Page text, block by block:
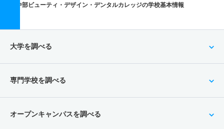
中部ビューティ・デザイン・デンタルカレッジの学校基本情報
大学を調べる
専門学校を調べる
オープンキャンパスを調べる